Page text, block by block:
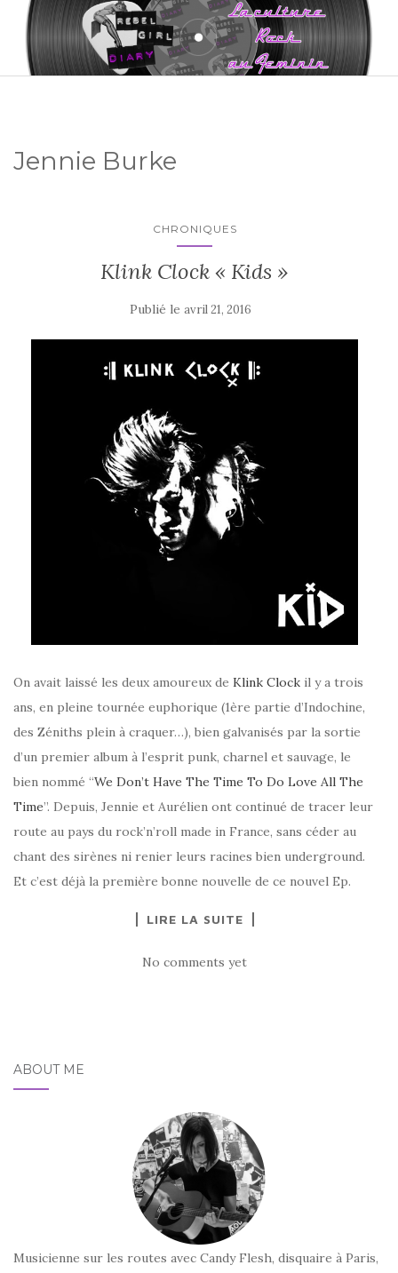
Jennie Burke
CHRONIQUES
Klink Clock « Kids »
Publié le avril 21, 2016
On avait laissé les deux amoureux de Klink Clock il y a trois
ans, en pleine tournée euphorique (1ère partie d’Indochine,
des Zéniths plein à craquer…), bien galvanisés par la sortie
d’un premier album à l’esprit punk, charnel et sauvage, le
bien nommé “We Don’t Have The Time To Do Love All The
Time”. Depuis, Jennie et Aurélien ont continué de tracer leur
route au pays du rock’n’roll made in France, sans céder au
chant des sirènes ni renier leurs racines bien underground.
Et c’est déjà la première bonne nouvelle de ce nouvel Ep.
LIRE LA SUITE
No comments yet
ABOUT ME
Musicienne sur les routes avec Candy Flesh, disquaire à Paris,